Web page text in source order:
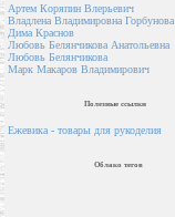
Артем Коряпин Влерьевич
Владлена Владимировна Горбунова
Дима Краснов
Любовь Белянчикова Анатольевна
Любовь Белянчикова
Марк Макаров Владимирович
Полезные ссылки
Ежевика - товары для рукоделия
Облако тегов